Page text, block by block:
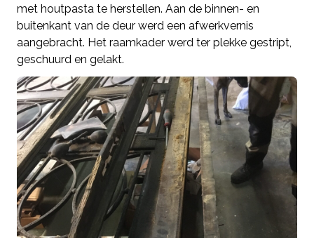
met houtpasta te herstellen. Aan de binnen- en
buitenkant van de deur werd een afwerkvernis
aangebracht. Het raamkader werd ter plekke gestript,
geschuurd en gelakt.